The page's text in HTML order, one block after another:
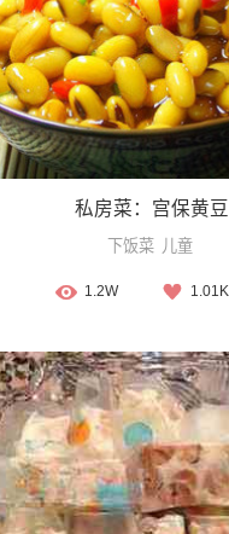
私房菜：宫保黄豆
下饭菜 儿童
1.2W 1.01K